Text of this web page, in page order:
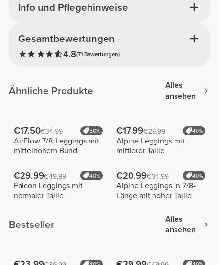
Info und Pflegehinweise
Gesamtbewertungen
4.8(71 Bewertungen)
Ähnliche Produkte
Alles
ansehen
€17.50€34.99 50%
AirFlow 7/8-Leggings mit
mittelhohem Bund
€17.99€29.99 40%
Alpine Leggings mit
mittlerer Taille
€29.99€49.99 40%
Falcon Leggings mit
normaler Taille
€20.99€34.99 40%
Alpine Leggings in 7/8-
Länge mit hoher Taille
Bestseller
Alles
ansehen